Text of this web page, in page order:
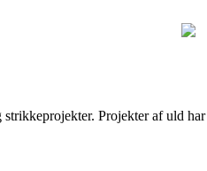
Projekter af uld